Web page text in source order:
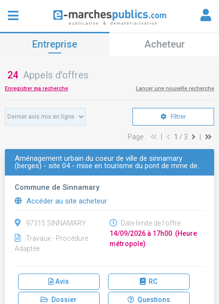
Entreprise Acheteur
24 Appels d'offres
Enregistrer ma recherche Lancer une nouvelle recherche
Filtrer
Page : 1 / 3
Aménagement urbain du coeur de ville de sinnamary
(berges) - site 04 - mise en tourisme du pont de mme de…
Commune de Sinnamary
Accéder au site acheteur
97315 SINNAMARY
Travaux - Procédure
Adaptée
Date limite de l'offre :
14/09/2026 à 17h00 (Heure
métropole)
Avis RC
Dossier Questions